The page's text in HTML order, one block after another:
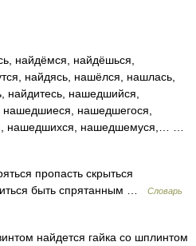
найдёмся, найдёшься,
найдясь, нашёлся, нашлась,
найдитесь, нашедшийся,
нашедшегося,
нашедшихся, нашедшемуся,… …
пропасть скрыться
быть спрятанным …
Словарь
найдется гайка со шплинтом